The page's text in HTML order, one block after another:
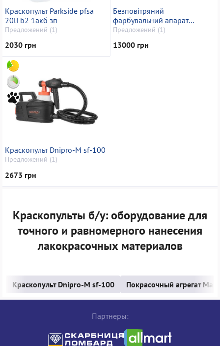
Краскопульт Parkside pfsa
20li b2 1акб зп
Предложений (1)
2030 грн
Безповітряний
фарбувальний апарат
Profinstrument pro 450
Предложений (1)
13000 грн
Краскопульт Dnipro-M sf-100
Предложений (1)
2673 грн
Краскопульты б/у: оборудование для
точного и равномерного нанесения
лакокрасочных материалов
Краскопульт Dnipro-M sf-100 Покрасочный агрегат
Партнеры: